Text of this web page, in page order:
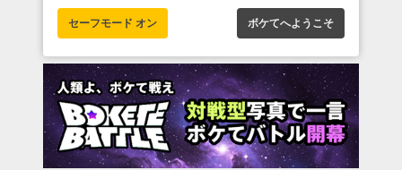
セーフモード オン ボケてへようこそ